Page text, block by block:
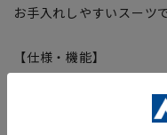
お手入れしやすいスーツで
【仕様・機能】
■ウォッシャブル
家庭で洗濯機による洗濯
ただけます。さらにハン